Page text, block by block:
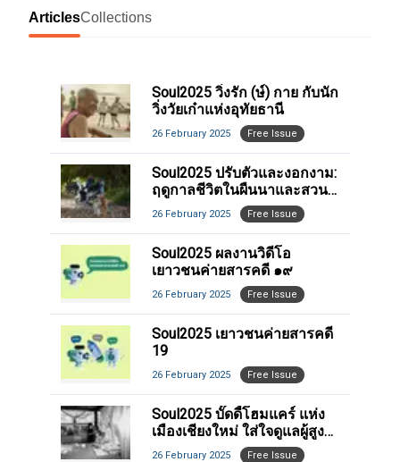
ArticlesCollections
Soul2025 วิ่งรัก (ษ์) กาย กับนัก
วิ่งวัยเก๋าแห่งอุทัยธานี
26 February 2025 Free Issue
Soul2025 ปรับตัวและงอกงาม:
ฤดูกาลชีวิตในผืนนาและสวน
ไผ่
26 February 2025 Free Issue
Soul2025 ผลงานวิดีโอ
เยาวชนค่ายสารคดี ๑๙
26 February 2025 Free Issue
Soul2025 เยาวชนค่ายสารคดี
19
26 February 2025 Free Issue
Soul2025 บั๊ดดี้โฮมแคร์ แห่ง
เมืองเชียงใหม่ ใส่ใจดูแลผู้สูง
อายุไม่จำกัด
26 February 2025 Free Issue